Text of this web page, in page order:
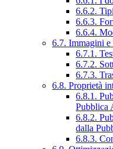
6.6.2.
6.6.3.
6.6.4.
6.7. Immagini e
6.7.1.
6.7.2.
6.7.3.
6.8. Proprietà
6.8.1.
Pubblica
6.8.2.
dalla
6.8.3.